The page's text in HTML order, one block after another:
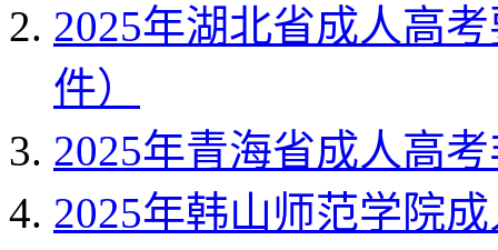
2025年湖北省成人高
件）
2025年青海省成人高
2025年韩山师范学院